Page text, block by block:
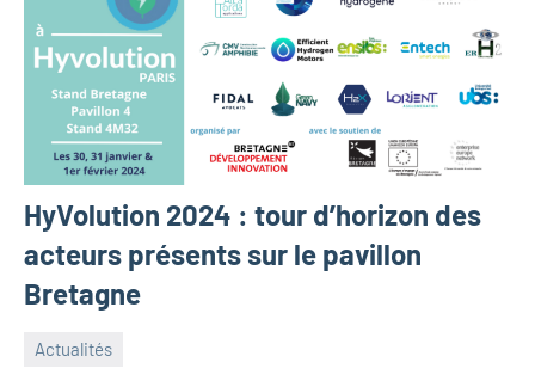
HyVolution 2024 : tour d’horizon des
acteurs présents sur le pavillon
Bretagne
Actualités